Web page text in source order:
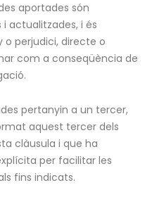
aportades són
actualitzades, i és
o perjudici, directe o
com a conseqüència de
pertanyin a un tercer,
aquest tercer dels
clàusula i que ha
per facilitar les
fins indicats.